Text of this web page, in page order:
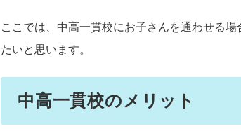
ここでは、中高一貫校にお子さんを通わせる
たいと思います。
中高一貫校のメリット